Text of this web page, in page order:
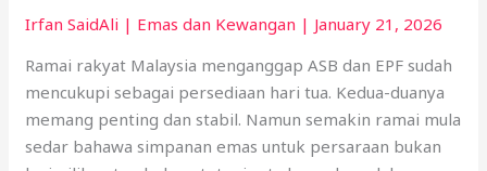
Irfan SaidAli | Emas dan Kewangan | January 21, 2026
Ramai rakyat Malaysia menganggap ASB dan EPF sudah
mencukupi sebagai persediaan hari tua. Kedua-duanya
memang penting dan stabil. Namun semakin ramai mula
sedar bahawa simpanan emas untuk persaraan bukan